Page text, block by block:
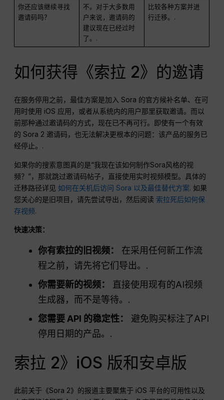
你还应该继续寻找
邀请码吗？
不。对于大多数用
户来说，邀请码的
建议现在已经过时
了。.
比较各种方案并进
行迁移。.
如何获得《索拉 2》的邀请
在服务停用之前，最佳方案是加入 Sora 的官方候补名单、在可
用时使用 iOS 应用，或者从系统内的用户那里获取邀请。而以
前那种通过邀请码的方式，现在已不再可行。即使有一个有效
的 Sora 2 邀请码，也无法解决更根本的问题：该产品的服务已
经停止。.
如果你的搜索意图真的是“我现在该如何制作Sora风格的视
频？”，那就跳过邀请码帖子，直接使用实时视频模型。具体的
迁移路径详见如何在关机后访问 Sora 以及最佳替代方案. 如果
您关心的是旧项目，请先尝试导出，然后阅读 索拉死后如何保
存视频.
快速决策：
你有索拉的旧视频：
在采用任何新工作流
程之前，请先将它们导出。.
你需要新的视频：
直接使用现有的AI视频
生成器，而不是等待。.
您需要 API 的稳定性：
避免购买标注了API
停用日期的产品。.
索拉 2》iOS 版和安卓版
此前关于《Sora 2》的报道主要聚焦于 iOS 平台的可用性以及